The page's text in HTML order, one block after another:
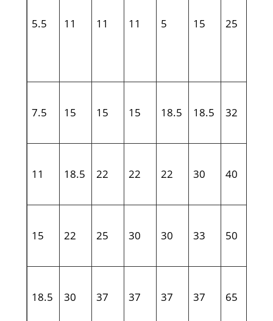
5.5 11 11 11 5 15 25
7.5 15 15 15 18.5 18.5 32
11 18.5 22 22 22 30 40
15 22 25 30 30 33 50
18.5 30 37 37 37 37 65